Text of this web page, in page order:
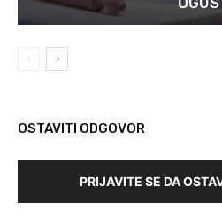
OSTAVITI ODGOVOR
PRIJAVITE SE DA